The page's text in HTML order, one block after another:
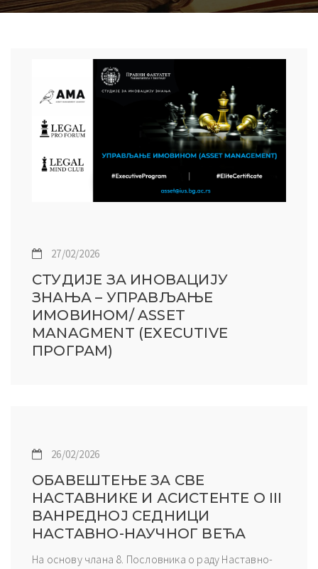
27/02/2026
СТУДИЈЕ ЗА ИНОВАЦИЈУ
ЗНАЊА – УПРАВЉАЊЕ
ИМОВИНОМ/ ASSET
MANAGMENT (EXECUTIVE
ПРОГРАМ)
26/02/2026
ОБАВЕШТЕЊЕ ЗА СВЕ
НАСТАВНИКЕ И АСИСТЕНТЕ О III
ВАНРЕДНОЈ СЕДНИЦИ
НАСТАВНО-НАУЧНОГ ВЕЋА
На основу члана 8. Пословника о раду Наставно-